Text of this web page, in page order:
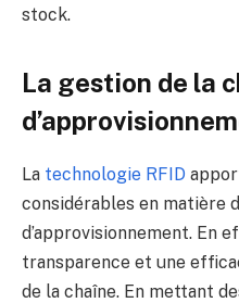
stock.
La gestion de la
La technologie RFID
considérables en matière
d’approvisionnement. En
transparence et une
de la chaîne. En mettant